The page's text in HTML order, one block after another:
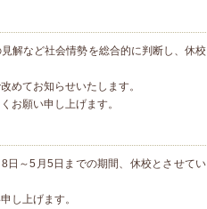
解など社会情勢を総合的に判断し、休校
めてお知らせいたします。
お願い申し上げます。
日～5月5日までの期間、休校とさせてい
し上げます。